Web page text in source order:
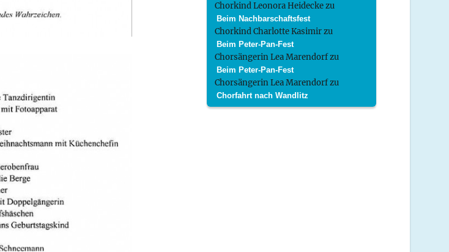
Chorkind Leonora Heideckezu
Beim Nachbarschaftsfest
Chorkind Charlotte Kasimirzu
Beim Peter-Pan-Fest
Chorsängerin Lea Marendorfzu
Beim Peter-Pan-Fest
Chorsängerin Lea Marendorfzu
Chorfahrt nach Wandlitz